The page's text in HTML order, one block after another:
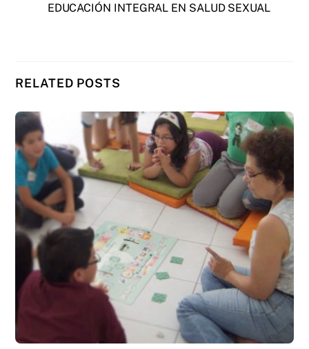
EDUCACIÓN INTEGRAL EN SALUD SEXUAL
RELATED POSTS